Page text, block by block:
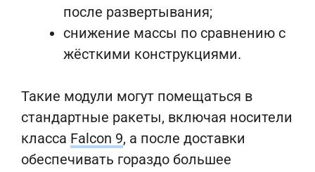
после развертывания;
снижение массы по сравнению с
жёсткими конструкциями.
Такие модули могут помещаться в
стандартные ракеты, включая носители
класса Falcon 9, а после доставки
обеспечивать гораздо большее